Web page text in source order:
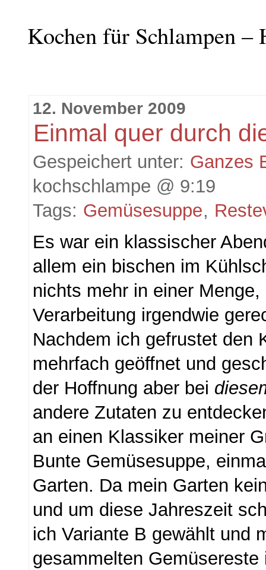
Kochen für Schlampen
12. November 2009
Einmal quer durch
Gespeichert unter: Ganzes
kochschlampe @ 9:19
Tags: Gemüsesuppe,
Es war ein klassischer
allem ein bischen im
nichts mehr in einer
Verarbeitung irgendwie
Nachdem ich gefrustet den
mehrfach geöffnet und
der Hoffnung aber bei
andere Zutaten zu
an einen Klassiker meiner
Bunte Gemüsesuppe,
Garten. Da mein Garten
und um diese Jahreszeit
ich Variante B gewählt und
gesammelten Gemüsereste